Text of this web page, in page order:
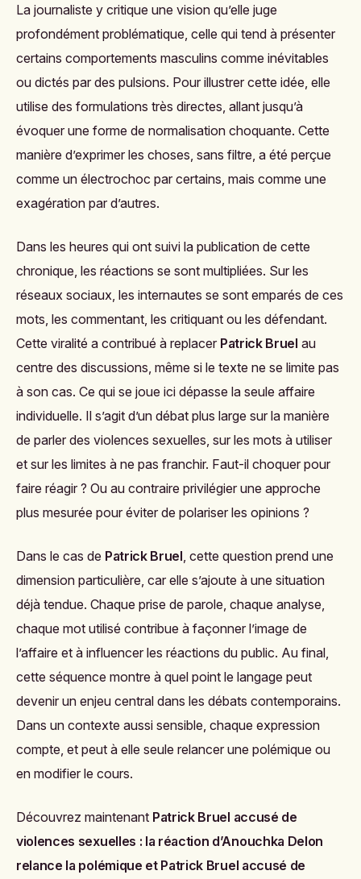
La journaliste y critique une vision qu’elle juge
profondément problématique, celle qui tend à présenter
certains comportements masculins comme inévitables
ou dictés par des pulsions. Pour illustrer cette idée, elle
utilise des formulations très directes, allant jusqu’à
évoquer une forme de normalisation choquante. Cette
manière d’exprimer les choses, sans filtre, a été perçue
comme un électrochoc par certains, mais comme une
exagération par d’autres.
Dans les heures qui ont suivi la publication de cette
chronique, les réactions se sont multipliées. Sur les
réseaux sociaux, les internautes se sont emparés de ces
mots, les commentant, les critiquant ou les défendant.
Cette viralité a contribué à replacer Patrick Bruel au
centre des discussions, même si le texte ne se limite pas
à son cas. Ce qui se joue ici dépasse la seule affaire
individuelle. Il s’agit d’un débat plus large sur la manière
de parler des violences sexuelles, sur les mots à utiliser
et sur les limites à ne pas franchir. Faut-il choquer pour
faire réagir ? Ou au contraire privilégier une approche
plus mesurée pour éviter de polariser les opinions ?
Dans le cas de Patrick Bruel , cette question prend une
dimension particulière, car elle s’ajoute à une situation
déjà tendue. Chaque prise de parole, chaque analyse,
chaque mot utilisé contribue à façonner l’image de
l’affaire et à influencer les réactions du public. Au final,
cette séquence montre à quel point le langage peut
devenir un enjeu central dans les débats contemporains.
Dans un contexte aussi sensible, chaque expression
compte, et peut à elle seule relancer une polémique ou
en modifier le cours.
Découvrez maintenant Patrick Bruel accusé de
violences sexuelles : la réaction d’Anouchka Delon
relance la polémique et Patrick Bruel accusé de